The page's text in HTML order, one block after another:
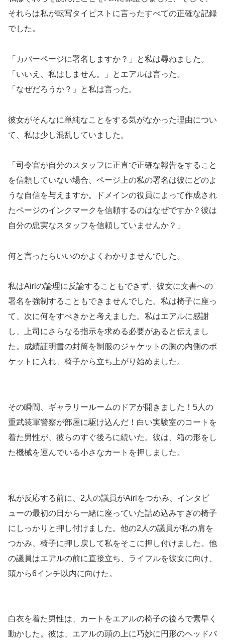
それらは私が転写タイピストに言ったすべての正確な記録
でした。
「カバーページに署名しますか？」と私は尋ねました。
「いいえ、私はしません。」とエアルは言った。
「なぜだろうか？」と私は言った。
彼女がそんなに単純なことをする気がなかった理由につい
て、私は少し混乱していました。
「司令官が自分のスタッフに正直で正確な報告をすること
を信頼していない場合、ページ上の私の署名は彼にどのよ
うな自信を与えますか。ドメインの役員によって作成され
たページのインクマークを信頼するのはなぜですか？彼は
自分の忠実なスタッフを信頼していませんか？」
何と言ったらいいのかよくわかりませんでした。
私はAirlの論理に反論することもできず、彼女に文書への
署名を強制することもできませんでした。私は椅子に座っ
て、次に何をすべきかと考えました。私はエアルに感謝
し、上司にさらなる指示を求める必要があると伝えまし
た。成績証明書の封筒を制服のジャケットの胸の内側のポ
ケットに入れ、椅子から立ち上がり始めました。
その瞬間、ギャラリールームのドアが開きました！5人の
重武装軍警察が部屋に駆け込んだ！白い実験室のコートを
着た男性が、彼らのすぐ後ろに続いた。彼は、箱の形をし
た機械を運んでいる小さなカートを押しました。
私が反応する前に、2人の議員がAirlをつかみ、インタビ
ューの最初の日から一緒に座っていた詰め込みすぎの椅子
にしっかりと押し付けました。他の2人の議員が私の肩を
つかみ、椅子に押し戻して私をそこに押し付けました。他
の議員はエアルの前に直接立ち、ライフルを彼女に向け、
頭から6インチ以内に向けた。
白衣を着た男性は、カートをエアルの椅子の後ろで素早く
動かした。彼は、エアルの頭の上に巧妙に円形のヘッドバ